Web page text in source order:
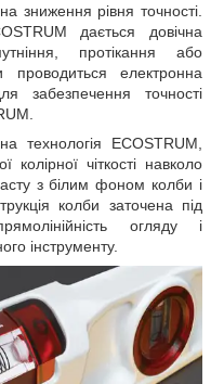
зниження рівня точності.
дається довічна
протікання або
електронна
забезпечення точності
технологія ECOSTRUM,
чіткості навколо
з білим фоном колби і
колби заточена під
огляду і
інструменту.